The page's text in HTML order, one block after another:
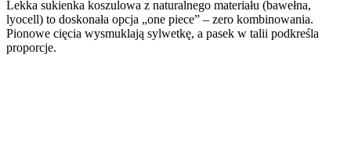
Lekka sukienka koszulowa z naturalnego materiału (bawełna,
lyocell) to doskonała opcja „one piece” – zero kombinowania.
Pionowe cięcia wysmuklają sylwetkę, a pasek w talii podkreśla
proporcje.